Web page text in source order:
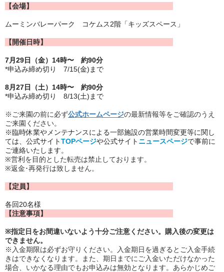
【会場】
ムーミンバレーパーク コケムス2階「キッズスペース」
【開催日時】
7月29日（金） 14時〜 約90分
*申込み締め切り 7/15(金)まで
8月27日（土） 14時〜 約90分
*申込み締め切り 8/13(土)まで
※ご来園の前に必ず公式ホームページの最新情報等をご確認のうえ
ご来園ください。
※臨時休業やメンテナンスによる一部施設の営業時間変更等に関し
ては、公式サイトTOPページや公式サイト ニュースページで事前に
ご連絡いたします。
※営利を目的とした転売は禁止しております。
※返金･再発行は致しません。
【定員】
各回20名様
【注意事項】
※指定日をお間違いないよう十分ご注意ください。購入後の変更は
できません。
※入金期限は必ずお守りください。入金期日を過ぎるとご入金手続
きはできなくなります。また、期日までにご入金いただけなかった
場合、いかなる理由でもお申込みは無効となります。あらかじめご